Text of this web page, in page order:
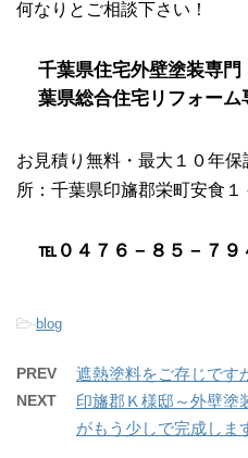
何なりとご相談下さい！
千葉県住宅外壁塗装
葉県総合住宅リフォーム
お見積り無料・最大１０
所：千葉県印旛郡栄町安食１
℡０４７６－８５－７９
-blog
PREV 遮熱塗料をご存じです
NEXT
印旛郡Ｋ様邸～外壁塗
がもう少しで完成しま